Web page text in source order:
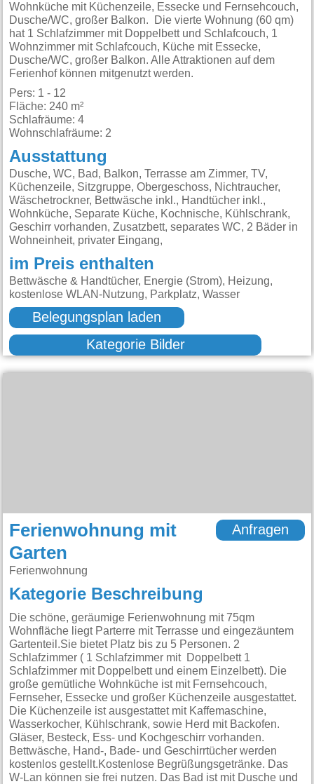
Wohnküche mit Küchenzeile, Essecke und Fernsehcouch,
Dusche/WC, großer Balkon. Die vierte Wohnung (60 qm)
hat 1 Schlafzimmer mit Doppelbett und Schlafcouch, 1
Wohnzimmer mit Schlafcouch, Küche mit Essecke,
Dusche/WC, großer Balkon. Alle Attraktionen auf dem
Ferienhof können mitgenutzt werden.
Pers: 1 - 12
Fläche: 240 m²
Schlafräume: 4
Wohnschlafräume: 2
Ausstattung
Dusche, WC, Bad, Balkon, Terrasse am Zimmer, TV,
Küchenzeile, Sitzgruppe, Obergeschoss, Nichtraucher,
Wäschetrockner, Bettwäsche inkl., Handtücher inkl.,
Wohnküche, Separate Küche, Kochnische, Kühlschrank,
Geschirr vorhanden, Zusatzbett, separates WC, 2 Bäder in
Wohneinheit, privater Eingang,
im Preis enthalten
Bettwäsche & Handtücher, Energie (Strom), Heizung,
kostenlose WLAN-Nutzung, Parkplatz, Wasser
Belegungsplan laden
Kategorie Bilder
Ferienwohnung mit
Garten
Ferienwohnung
Anfragen
Kategorie Beschreibung
Die schöne, geräumige Ferienwohnung mit 75qm
Wohnfläche liegt Parterre mit Terrasse und eingezäuntem
Gartenteil.Sie bietet Platz bis zu 5 Personen. 2
Schlafzimmer ( 1 Schlafzimmer mit Doppelbett 1
Schlafzimmer mit Doppelbett und einem Einzelbett). Die
große gemütliche Wohnküche ist mit Fernsehcouch,
Fernseher, Essecke und großer Küchenzeile ausgestattet.
Die Küchenzeile ist ausgestattet mit Kaffemaschine,
Wasserkocher, Kühlschrank, sowie Herd mit Backofen.
Gläser, Besteck, Ess- und Kochgeschirr vorhanden.
Bettwäsche, Hand-, Bade- und Geschirrtücher werden
kostenlos gestellt.Kostenlose Begrüßungsgetränke. Das
W-Lan können sie frei nutzen. Das Bad ist mit Dusche und